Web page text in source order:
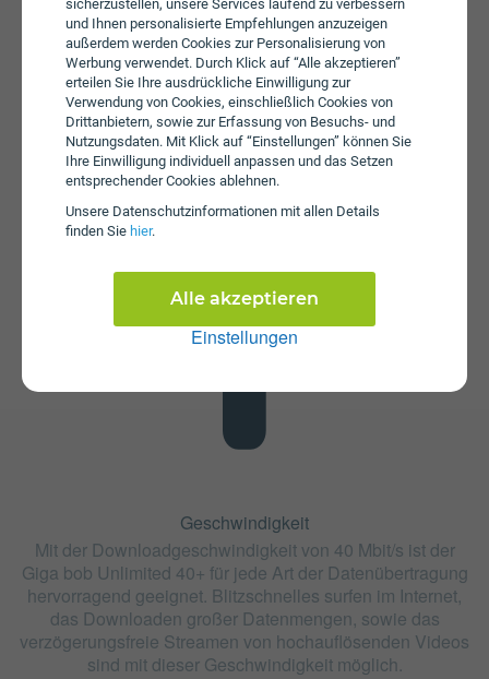
sicherzustellen, unsere Services laufend zu verbessern
und Ihnen personalisierte Empfehlungen anzuzeigen
außerdem werden Cookies zur Personalisierung von
Werbung verwendet. Durch Klick auf “Alle akzeptieren”
erteilen Sie Ihre ausdrückliche Einwilligung zur
Verwendung von Cookies, einschließlich Cookies von
Drittanbietern, sowie zur Erfassung von Besuchs- und
Nutzungsdaten. Mit Klick auf “Einstellungen” können Sie
Ihre Einwilligung individuell anpassen und das Setzen
entsprechender Cookies ablehnen.
Unsere Daten­schutz­informationen mit allen Details
finden Sie hier.
Einstellungen
Alle akzeptieren
Datenstick
Im Tarif Giga bob Unlimited 40+ ist kein Datenstick
enthalten. Die SIM-Karte kann in jedem gängigen
Datenstick betrieben werden, um Computer oder Laptop
Karte von bob auch in Tablets verwendet werden.
Geschwindigkeit
Mit der Downloadgeschwindigkeit von 40 Mbit/s ist der
Giga bob Unlimited 40+ für jede Art der Datenübertragung
hervorragend geeignet. Blitzschnelles surfen im Internet,
das Downloaden großer Datenmengen, sowie das
verzögerungsfreie Streamen von hochauflösenden Videos
sind mit dieser Geschwindigkeit möglich.